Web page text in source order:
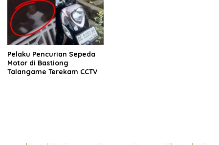
Pelaku Pencurian Sepeda
Motor di Bastiong
Talangame Terekam CCTV